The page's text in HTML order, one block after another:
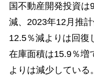
国不動産開発投資は
減、2023年12月推
12.5％減よりは回復
在庫面積は15.9％増
よりは減少している